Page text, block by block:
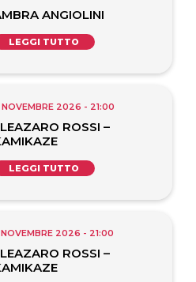
ANGIOLINI
LEGGI TUTTO
2026 - 21:00
ROSSI –
LEGGI TUTTO
2026 - 21:00
ROSSI –